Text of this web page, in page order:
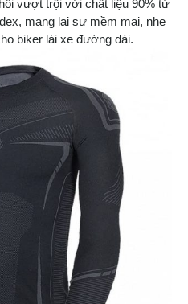
vượt trội với chất liệu 90% từ
mang lại sự mềm mại, nhẹ
biker lái xe đường dài.